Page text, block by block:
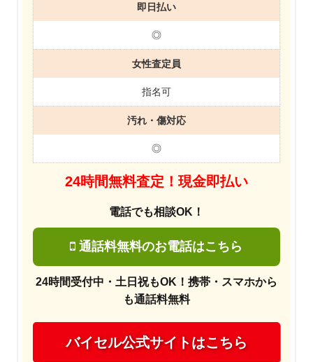
即日払い
◎
女性査定員
指名可
汚れ・傷対応
◎
24時間無料査定！現金即払い
電話でも相談OK！
通話料無料のお電話はこちら
24時間受付中・土日祝もOK！携帯・スマホから
も通話料無料
バイセル公式サイトはこちら